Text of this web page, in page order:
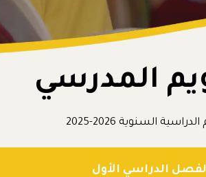
المدرسي
السنوية 2026-2025
الدراسي الأول